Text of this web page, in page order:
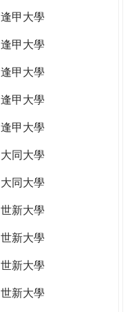
逢甲大學
逢甲大學
逢甲大學
逢甲大學
逢甲大學
大同大學
大同大學
世新大學
世新大學
世新大學
世新大學